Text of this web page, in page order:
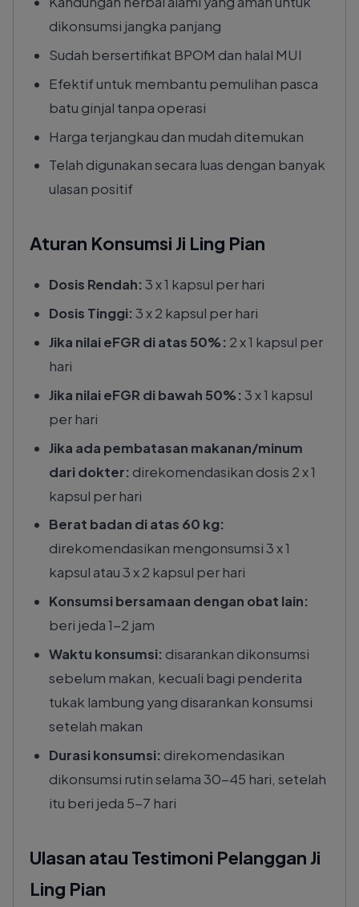
dikonsumsi jangka panjang
Sudah bersertifikat BPOM dan halal MUI
Efektif untuk membantu pemulihan pasca
batu ginjal tanpa operasi
Harga terjangkau dan mudah ditemukan
Telah digunakan secara luas dengan banyak
ulasan positif
Aturan Konsumsi Ji Ling Pian
Dosis Rendah:3 x 1 kapsul per hari
Dosis Tinggi:3 x 2 kapsul per hari
Jika nilai eFGR di atas 50%: 2 x 1 kapsul per
hari
Jika nilai eFGR di bawah 50%:3 x 1 kapsul
per hari
Jika ada pembatasan makanan/minum
dari dokter: direkomendasikan dosis 2 x 1
kapsul per hari
Berat badan di atas 60 kg:
direkomendasikan mengonsumsi 3 x 1
kapsul atau 3 x 2 kapsul per hari
Konsumsi bersamaan dengan obat lain:
beri jeda 1-2 jam
Waktu konsumsi: disarankan dikonsumsi
sebelum makan, kecuali bagi penderita
tukak lambung yang disarankan konsumsi
setelah makan
Durasi konsumsi: direkomendasikan
dikonsumsi rutin selama 30-45 hari, setelah
itu beri jeda 5-7 hari
Ulasan atau Testimoni Pelanggan Ji
Ling Pian